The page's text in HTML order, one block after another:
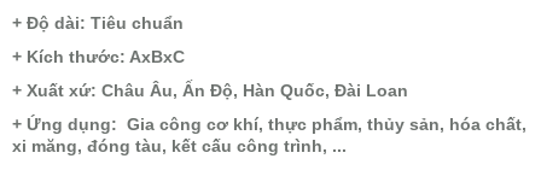
+ Độ dài: Tiêu chuẩn
+ Kích thước: AxBxC
+ Xuất xứ: Châu Âu, Ấn Độ, Hàn Quốc, Đài Loan
+ Ứng dụng: Gia công cơ khí, thực phẩm, thủy sản, hóa chất,
xi măng, đóng tàu, kết cấu công trình, ...